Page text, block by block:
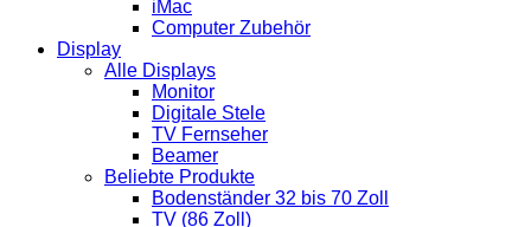
iMac
Computer Zubehör
Display
Alle Displays
Monitor
Digitale Stele
TV Fernseher
Beamer
Beliebte Produkte
Bodenständer 32 bis 70 Zoll
TV (86 Zoll)